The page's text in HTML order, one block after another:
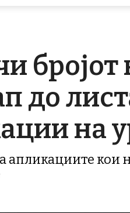
до
на
апликациите кои